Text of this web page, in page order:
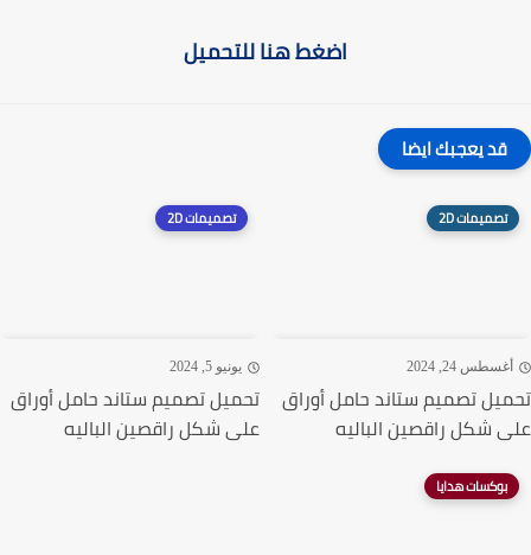
اضغط هنا للتحميل
قد يعجبك ايضا
تصميمات 2D
24, 2024
تصميم ستاند حامل أوراق
شكل راقصين الباليه
تصميمات 2D
يونيو 5, 2024
تحميل تصميم ستاند حامل أوراق
على شكل راقصين الباليه
بوكسات هدايا